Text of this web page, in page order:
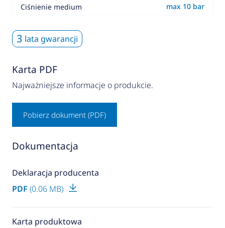
Ciśnienie medium
max 10 bar
3 lata gwarancji
Karta PDF
Najważniejsze informacje o produkcie.
Pobierz dokument (PDF)
Dokumentacja
Deklaracja producenta
PDF (0.06 MB)
Karta produktowa